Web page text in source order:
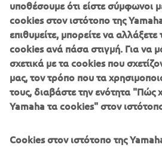
ΕΤΑΙΡΕΊΑ
B2B
ΠΕΡΙΣΣΌΤΕΡΑ YAMAHA
SUPPORT
υποθέσουμε ότι είστε σύμφωνοι
cookies στον ιστότοπο της
επιθυμείτε, μπορείτε να αλλάξετε
cookies ανά πάσα στιγμή. Για να
σχετικά με τα cookies που
μας, τον τρόπο που τα
τους, διαβάστε την ενότητα "Πώς
Yamaha τα cookies" στον
Cookies στον ιστότοπο της